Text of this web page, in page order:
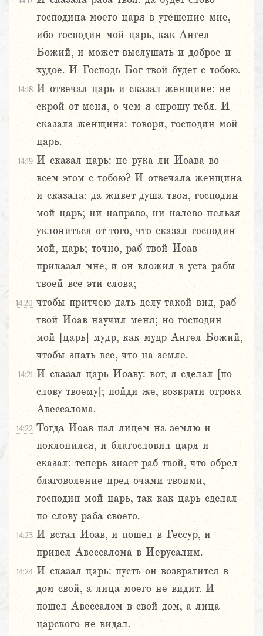
господина моего царя в утешение мне,
ибо господин мой царь, как Ангел
Божий, и может выслушать и доброе и
худое. И Господь Бог твой будет с тобою.
14:18 И отвечал царь и сказал женщине: не
скрой от меня, о чем я спрошу тебя. И
сказала женщина: говори, господин мой
царь.
14:19 И сказал царь: не рука ли Иоава во
всем этом с тобою? И отвечала женщина
и сказала: да живет душа твоя, господин
мой царь; ни направо, ни налево нельзя
уклониться от того, что сказал господин
мой, царь; точно, раб твой Иоав
приказал мне, и он вложил в уста рабы
твоей все эти слова;
14:20 чтобы притчею дать делу такой вид, раб
твой Иоав научил меня; но господин
мой [царь] мудр, как мудр Ангел Божий,
чтобы знать все, что на земле.
14:21 И сказал царь Иоаву: вот, я сделал [по
слову твоему]; пойди же, возврати отрока
Авессалома.
14:22 Тогда Иоав пал лицем на землю и
поклонился, и благословил царя и
сказал: теперь знает раб твой, что обрел
благоволение пред очами твоими,
господин мой царь, так как царь сделал
по слову раба своего.
14:23 И встал Иоав, и пошел в Гессур, и
привел Авессалома в Иерусалим.
14:24 И сказал царь: пусть он возвратится в
дом свой, а лица моего не видит. И
пошел Авессалом в свой дом, а лица
царского не видал.